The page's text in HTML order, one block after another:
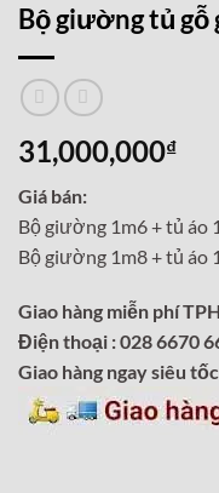
Bộ giường tủ gỗ
31,000,000₫
Giá bán:
Bộ giường 1m6 + tủ áo
Bộ giường 1m8 + tủ áo
Giao hàng miễn phí
Điện thoại : 028 6670
Giao hàng ngay siêu